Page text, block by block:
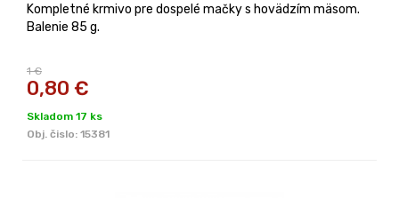
Kompletné krmivo pre dospelé mačky s hovädzím mäsom.
Balenie 85 g.
1 €
0,80 €
Skladom 17 ks
Obj. čislo: 15381